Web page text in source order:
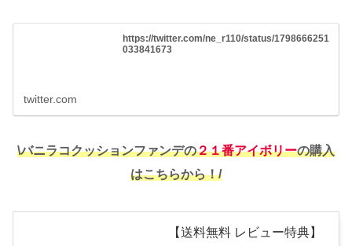
https://twitter.com/ne_r110/status/1798666251
033841673
twitter.com
\バニラコクッションファンデの２１番アイボリーの購入
はこちらから！/
【送料無料 レビュー特典】